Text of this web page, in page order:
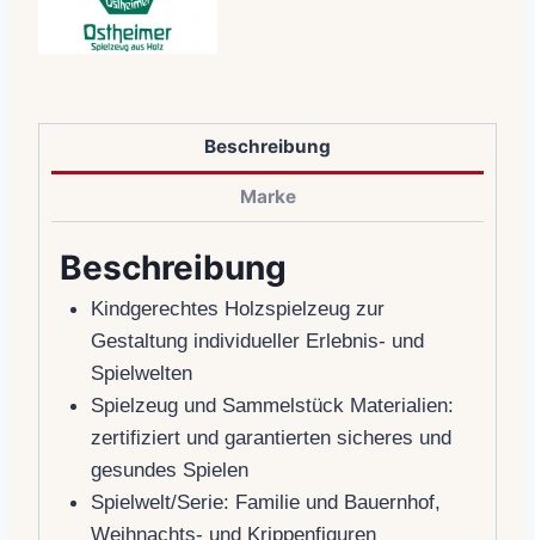
Beschreibung
Marke
Beschreibung
Kindgerechtes Holzspielzeug zur
Gestaltung individueller Erlebnis- und
Spielwelten
Spielzeug und Sammelstück Materialien:
zertifiziert und garantierten sicheres und
gesundes Spielen
Spielwelt/Serie: Familie und Bauernhof,
Weihnachts- und Krippenfiguren